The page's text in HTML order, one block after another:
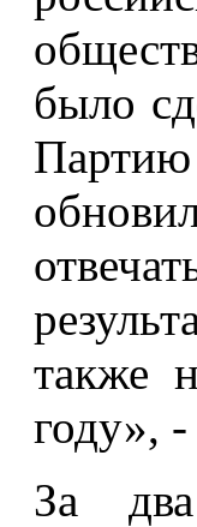
было
также
году»,
За